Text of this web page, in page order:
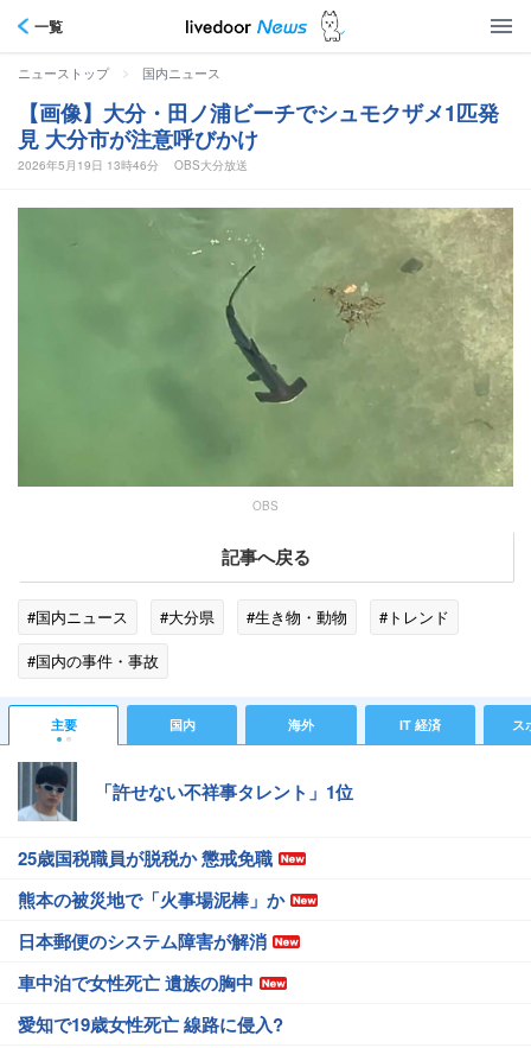
一覧
ニューストップ > 国内ニュース
【画像】大分・田ノ浦ビーチでシュモクザメ1匹発
見 大分市が注意呼びかけ
2026年5月19日 13時46分 OBS大分放送
OBS
記事へ戻る
#国内ニュース #大分県 #生き物・動物
#トレンド
#国内の事件・事故
主要 国内 海外 IT 経済 ス
「許せない不祥事タレント」1位
25歳国税職員が脱税か 懲戒免職
熊本の被災地で「火事場泥棒」か
日本郵便のシステム障害が解消
車中泊で女性死亡 遺族の胸中
愛知で19歳女性死亡 線路に侵入?